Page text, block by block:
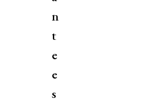
n
t
e
e
s